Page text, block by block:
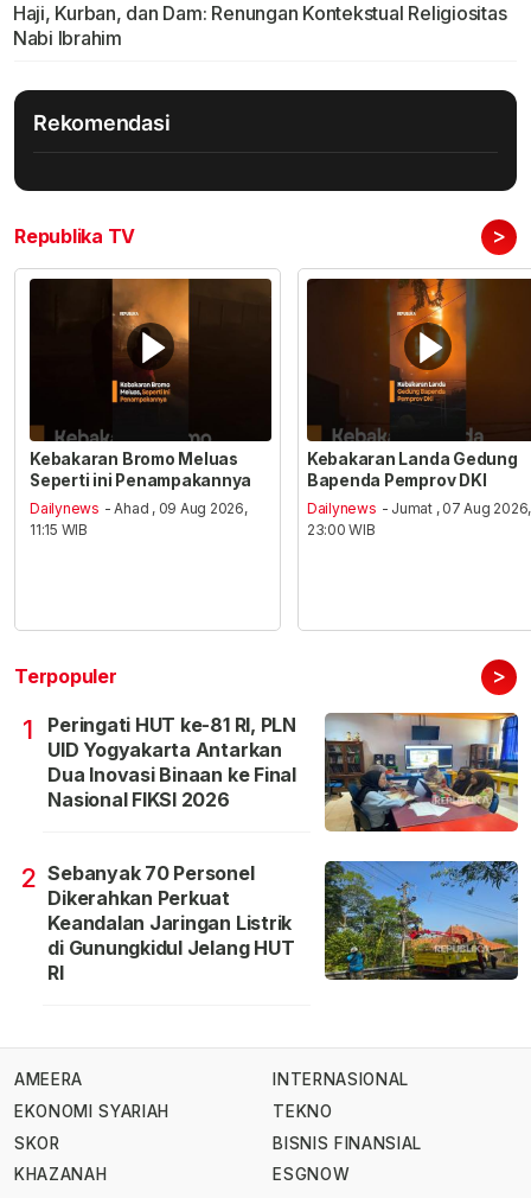
Haji, Kurban, dan Dam: Renungan Kontekstual Religiositas
Nabi Ibrahim
Rekomendasi
Republika TV >
Kebakaran Bromo Meluas
Seperti ini Penampakannya
Dailynews - Ahad , 09 Aug 2026,
11:15 WIB
Kebakaran Landa Gedung
Bapenda Pemprov DKI
Dailynews - Jumat , 07 Aug 2026,
23:00 WIB
Terpopuler >
1
Peringati HUT ke-81 RI, PLN
UID Yogyakarta Antarkan
Dua Inovasi Binaan ke Final
Nasional FIKSI 2026
2 Sebanyak 70 Personel
Dikerahkan Perkuat
Keandalan Jaringan Listrik
di Gunungkidul Jelang HUT
RI
AMEERA
EKONOMI SYARIAH
SKOR
KHAZANAH
INTERNASIONAL
TEKNO
BISNIS FINANSIAL
ESGNOW